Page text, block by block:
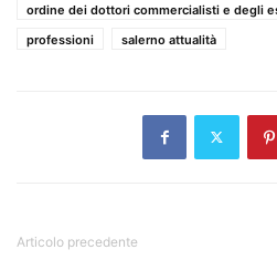
ordine dei dottori commercialisti e degli
professioni
salerno attualità
Articolo precedente